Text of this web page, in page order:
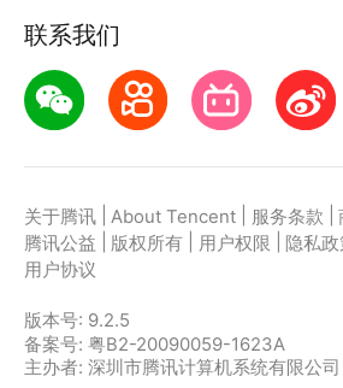
联系我们
关于腾讯 About Tencent 服务条款
腾讯公益
版权所有 用户权限 隐私
用户协议
版本号: 9.2.5
备案号: 粤B2-20090059-1623A
主办者: 深圳市腾讯计算机系统有限公司